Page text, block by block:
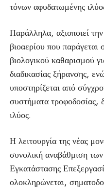
τόνων αφυδατωμένης
Παράλληλα, αξιοποιεί
βιοαερίου που παράγεται
βιολογικού καθαρισμού
διαδικασίας ξήρανσης,
υποστηρίζεται από
συστήματα τροφοδοσίας,
ιλύος.
Η λειτουργία της νέας
συνολική αναβάθμιση
Εγκατάστασης
ολοκληρώνεται,